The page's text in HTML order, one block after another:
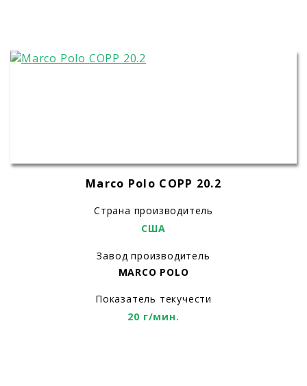
Marco Polo COPP 20.2
Страна производитель
США
Завод производитель
MARCO POLO
Показатель текучести
20 г/мин.